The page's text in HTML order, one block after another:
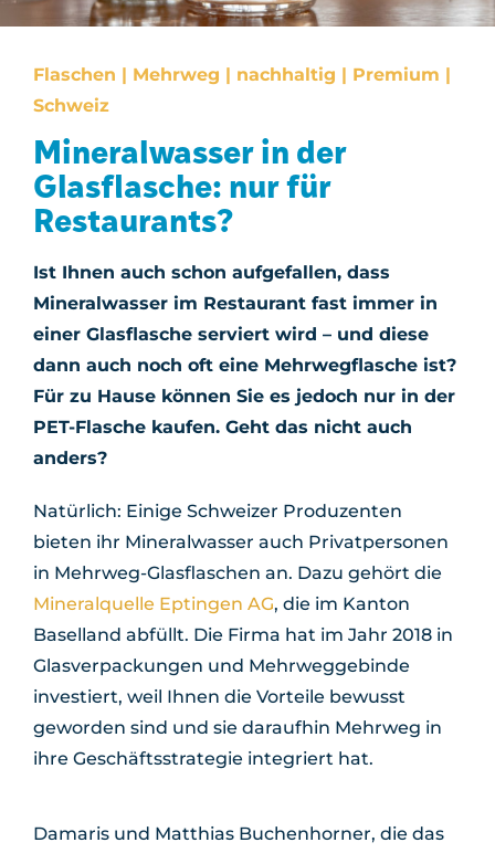
Flaschen | Mehrweg | nachhaltig | Premium |
Schweiz
Mineralwasser in der
Glasflasche: nur für
Restaurants?
Ist Ihnen auch schon aufgefallen, dass
Mineralwasser im Restaurant fast immer in
einer Glasflasche serviert wird – und diese
dann auch noch oft eine Mehrwegflasche ist?
Für zu Hause können Sie es jedoch nur in der
PET-Flasche kaufen. Geht das nicht auch
anders?
Natürlich: Einige Schweizer Produzenten
bieten ihr Mineralwasser auch Privatpersonen
in Mehrweg-Glasflaschen an. Dazu gehört die
Mineralquelle Eptingen AG, die im Kanton
Baselland abfüllt. Die Firma hat im Jahr 2018 in
Glasverpackungen und Mehrweggebinde
investiert, weil Ihnen die Vorteile bewusst
geworden sind und sie daraufhin Mehrweg in
ihre Geschäftsstrategie integriert hat.
Damaris und Matthias Buchenhorner, die das